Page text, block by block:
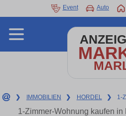
Event Auto
❯ IMMOBILIEN ❯ HORDEL ❯ 1-
1-Zimmer-Wohnung kaufen